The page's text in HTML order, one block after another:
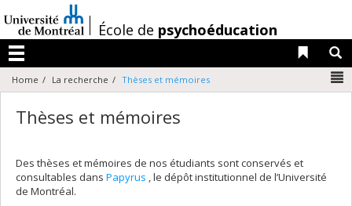
au
contenu
/École de psychoéducation
Menu
Liens
Home La recherche Thèses et mémoires
Thèses et mémoires
Des thèses et mémoires de nos étudiants sont conservés et
consultables dans Papyrus , le dépôt institutionnel de l’Université
de Montréal.